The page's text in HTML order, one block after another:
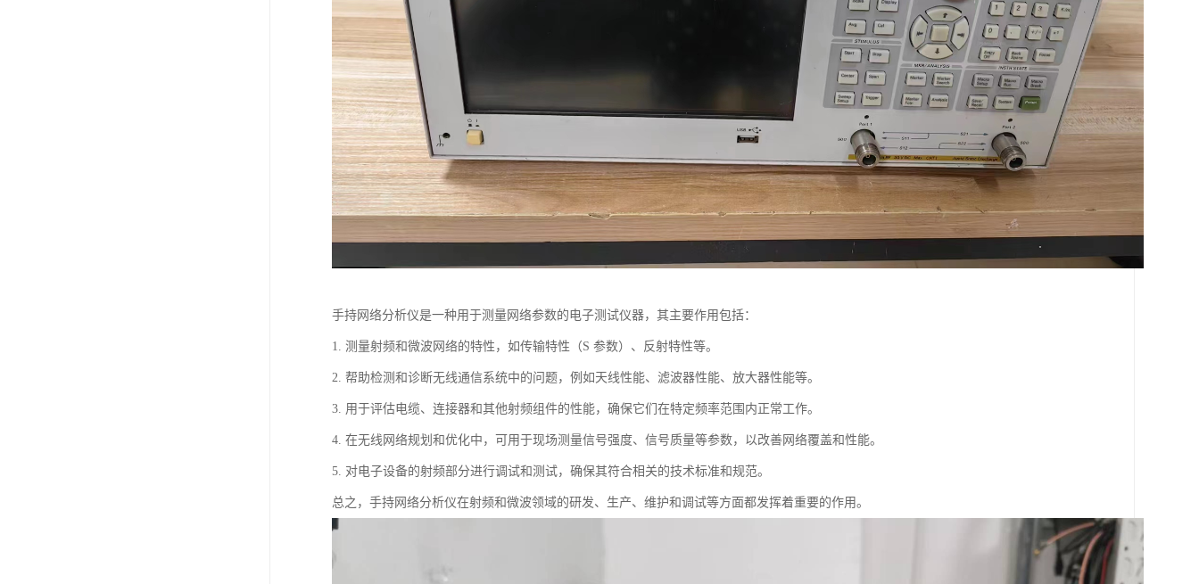
手持网络分析仪是一种用于测量网络参数的电子测试仪器，其主要作用包括：
1. 测量射频和微波网络的特性，如传输特性（S 参数）、反射特性等。
2. 帮助检测和诊断无线通信系统中的问题，例如天线性能、滤波器性能、放大器性能等。
3. 用于评估电缆、连接器和其他射频组件的性能，确保它们在特定频率范围内正常工作。
4. 在无线网络规划和优化中，可用于现场测量信号强度、信号质量等参数，以改善网络覆盖和性能。
5. 对电子设备的射频部分进行调试和测试，确保其符合相关的技术标准和规范。
总之，手持网络分析仪在射频和微波领域的研发、生产、维护和调试等方面都发挥着重要的作用。